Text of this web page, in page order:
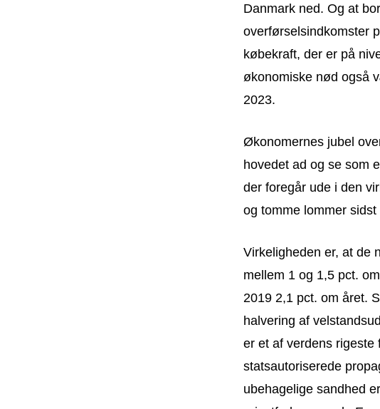
Danmark ned. Og at
overførselsindkomster
købekraft, der er på
økonomiske nød også
2023.
Økonomernes jubel
hovedet ad og se som
der foregår ude i den
og tomme lommer
Virkeligheden er, at de
mellem 1 og 1,5 pct.
2019 2,1 pct. om året.
halvering af
er et af verdens rigeste
statsautoriserede
ubehagelige sandhed